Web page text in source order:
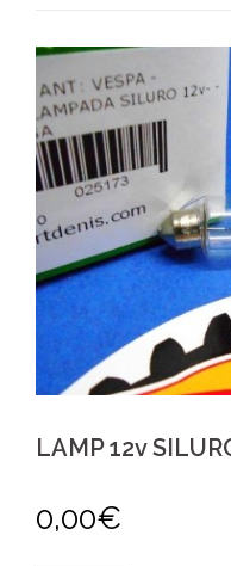
LAMP 12v
0,00€